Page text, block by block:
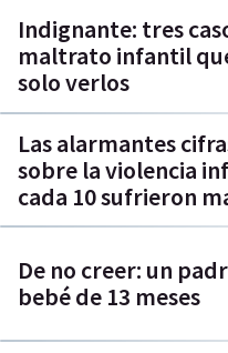
Indignante: tres
maltrato infantil
solo verlos
Las alarmantes
sobre la violencia
cada 10 sufrieron
De no creer: un
bebé de 13 meses